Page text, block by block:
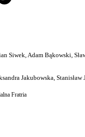
Siwek, Adam Bąkowski,
Jakubowska,
Fratria